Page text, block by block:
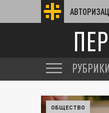
РУБРИКИ
ОБЩЕСТВО